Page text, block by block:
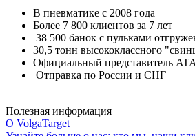
В пневматике с 2008 года
Более 7 800 клиентов за 7 лет
38 500 банок с пульками
30,5 тонн высококлассного
Официальный представитель
Отправка по России и СНГ
Полезная информация
О VolgaTarget